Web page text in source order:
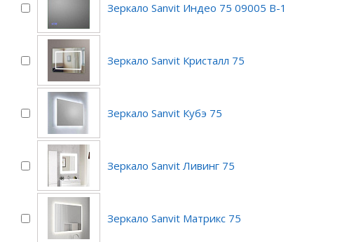
Зеркало Sanvit Индео 75 09005 B-1
Зеркало Sanvit Кристалл 75
Зеркало Sanvit Кубэ 75
Зеркало Sanvit Ливинг 75
Зеркало Sanvit Матрикс 75